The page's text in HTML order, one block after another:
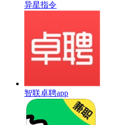
异星指令
智联卓聘app